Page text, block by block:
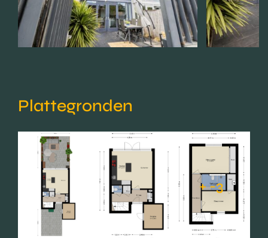
Plattegronden
+ -3